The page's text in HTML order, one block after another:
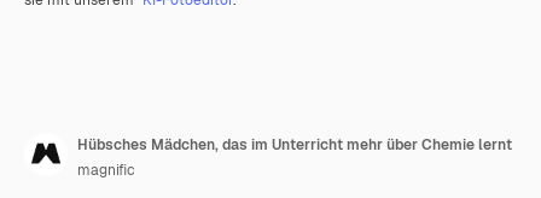
Hübsches Mädchen, das im Unterricht mehr über Chemie lernt
magnific